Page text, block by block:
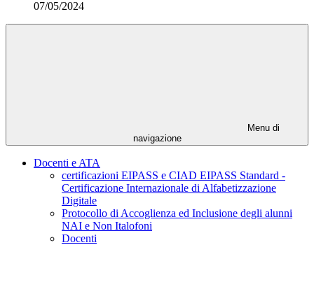
07/05/2024
Menu di
navigazione
Docenti e ATA
certificazioni EIPASS e CIAD EIPASS Standard -
Certificazione Internazionale di Alfabetizzazione
Digitale
Protocollo di Accoglienza ed Inclusione degli alunni
NAI e Non Italofoni
Docenti